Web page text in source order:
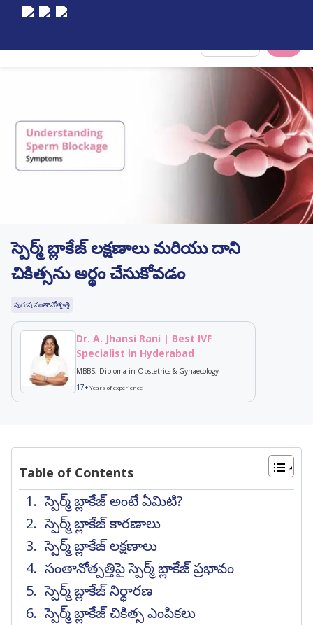
స్పెర్మ్ బ్లాకేజ్ లక్షణాలు మరియు దాని
చికిత్సను అర్థం చేసుకోవడం
పురుష సంతానోత్పత్తి
Dr. A. Jhansi Rani | Best IVF
Specialist in Hyderabad
MBBS, Diploma in Obstetrics & Gynaecology
17+Years of experience
Table of Contents
స్పెర్మ్ బ్లాకేజ్ అంటే ఏమిటి?
స్పెర్మ్ బ్లాకేజ్ కారణాలు
స్పెర్మ్ బ్లాకేజ్ లక్షణాలు
సంతానోత్పత్తిపై స్పెర్మ్ బ్లాకేజ్ ప్రభావం
స్పెర్మ్ బ్లాకేజ్ నిర్ధారణ
స్పెర్మ్ బ్లాకేజ్ చికిత్స ఎంపికలు